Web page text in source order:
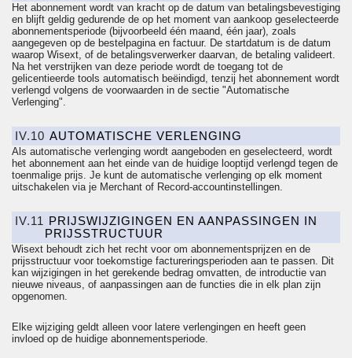
Het abonnement wordt van kracht op de datum van betalingsbevestiging
en blijft geldig gedurende de op het moment van aankoop geselecteerde
abonnementsperiode (bijvoorbeeld één maand, één jaar), zoals
aangegeven op de bestelpagina en factuur. De startdatum is de datum
waarop Wisext, of de betalingsverwerker daarvan, de betaling valideert.
Na het verstrijken van deze periode wordt de toegang tot de
gelicentieerde tools automatisch beëindigd, tenzij het abonnement wordt
verlengd volgens de voorwaarden in de sectie "Automatische
Verlenging".
IV.10 AUTOMATISCHE VERLENGING
Als automatische verlenging wordt aangeboden en geselecteerd, wordt
het abonnement aan het einde van de huidige looptijd verlengd tegen de
toenmalige prijs. Je kunt de automatische verlenging op elk moment
uitschakelen via je Merchant of Record-accountinstellingen.
IV.11
PRIJSWIJZIGINGEN EN AANPASSINGEN IN
PRIJSSTRUCTUUR
Wisext behoudt zich het recht voor om abonnementsprijzen en de
prijsstructuur voor toekomstige factureringsperioden aan te passen. Dit
kan wijzigingen in het gerekende bedrag omvatten, de introductie van
nieuwe niveaus, of aanpassingen aan de functies die in elk plan zijn
opgenomen.
Elke wijziging geldt alleen voor latere verlengingen en heeft geen
invloed op de huidige abonnementsperiode.